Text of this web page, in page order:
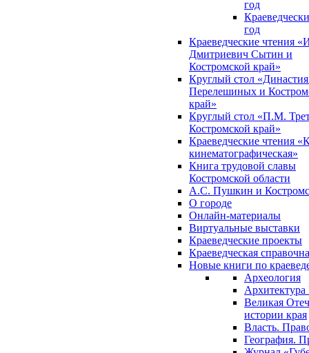
год
год
Краеведческие чтения
Дмитриевич Сытин и
Костромской край»
Круглый стол
Перелешиных и
край»
Круглый стол «П.М.
Костромской край»
Краеведческие чтения
кинематографическая»
Книга трудовой славы
Костромской области
А.С. Пушкин и
О городе
Онлайн-материалы
Виртуальные выставки
Краеведческие проекты
Краеведческая
Новые книги по
Археология
Архитектура
Великая
истории края
Власть.
География.